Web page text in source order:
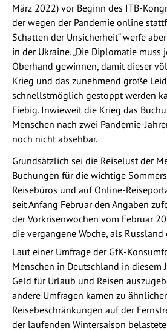
März 2022) vor Beginn des ITB-
der wegen der Pandemie online
Schatten der Unsicherheit“ werfe
in der Ukraine. „Die Diplomatie
Oberhand gewinnen, damit dieser
Krieg und das zunehmend große
schnellstmöglich gestoppt werden
Fiebig. Inwieweit die Krieg das
Menschen nach zwei Pandemie-
noch nicht absehbar.
Grundsätzlich sei die Reiselust der
Buchungen für die wichtige
Reisebüros und auf Online-
seit Anfang Februar den Angaben
der Vorkrisenwochen vom Februar
die vergangene Woche, als
Laut einer Umfrage der GfK-
Menschen in Deutschland in diesem
Geld für Urlaub und Reisen
andere Umfragen kamen zu
Reisebeschränkungen auf der
der laufenden Wintersaison